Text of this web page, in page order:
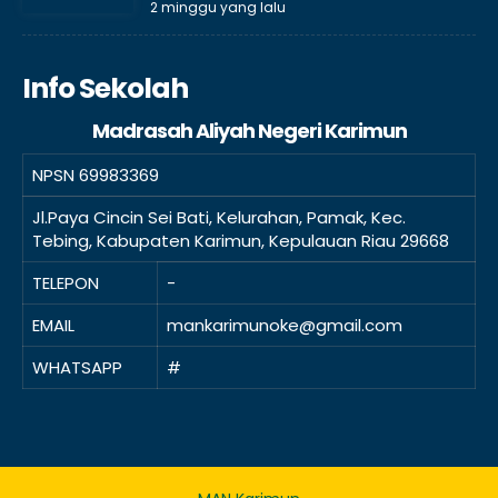
2 minggu yang lalu
Info Sekolah
Madrasah Aliyah Negeri Karimun
NPSN69983369
Jl.Paya Cincin Sei Bati, Kelurahan, Pamak, Kec.
Tebing, Kabupaten Karimun, Kepulauan Riau 29668
TELEPON
-
EMAIL
mankarimunoke@gmail.com
WHATSAPP
#